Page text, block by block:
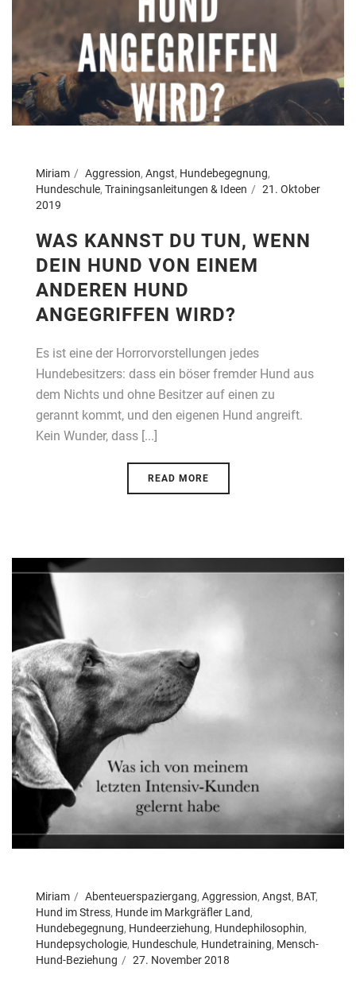
Miriam Aggression, Angst, Hundebegegnung,
Hundeschule, Trainingsanleitungen & Ideen
21. Oktober
2019
WAS KANNST DU TUN, WENN
DEIN HUND VON EINEM
ANDEREN HUND
ANGEGRIFFEN WIRD?
Es ist eine der Horrorvorstellungen jedes
Hundebesitzers: dass ein böser fremder Hund aus
dem Nichts und ohne Besitzer auf einen zu
gerannt kommt, und den eigenen Hund angreift.
Kein Wunder, dass [...]
READ MORE
Miriam Abenteuerspaziergang, Aggression, Angst, BAT,
Hund im Stress, Hunde im Markgräfler Land,
Hundebegegnung, Hundeerziehung, Hundephilosophin,
Hundepsychologie, Hundeschule, Hundetraining, Mensch-
Hund-Beziehung
27. November 2018